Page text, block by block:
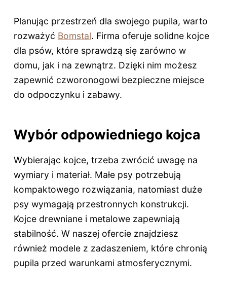
Planując przestrzeń dla swojego pupila, warto
rozważyć Bomstal. Firma oferuje solidne kojce
dla psów, które sprawdzą się zarówno w
domu, jak i na zewnątrz. Dzięki nim możesz
zapewnić czworonogowi bezpieczne miejsce
do odpoczynku i zabawy.
Wybór odpowiedniego kojca
Wybierając kojce, trzeba zwrócić uwagę na
wymiary i materiał. Małe psy potrzebują
kompaktowego rozwiązania, natomiast duże
psy wymagają przestronnych konstrukcji.
Kojce drewniane i metalowe zapewniają
stabilność. W naszej ofercie znajdziesz
również modele z zadaszeniem, które chronią
pupila przed warunkami atmosferycznymi.